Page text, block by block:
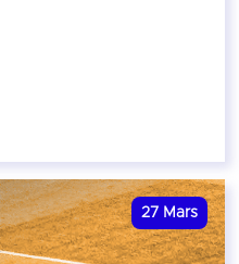
27 Mars